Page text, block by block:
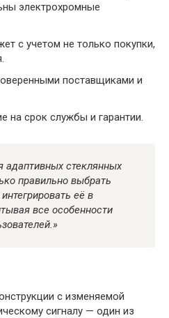
электрохромные
с учетом не только покупки,
поставщиками и
на срок службы и гарантии.
адаптивных стеклянных
правильно выбрать
её в
все особенности
с изменяемой
сигналу — один из